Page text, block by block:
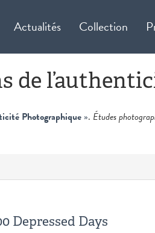
Actualités Collection
de
Photographique ». Études
Depressed Days